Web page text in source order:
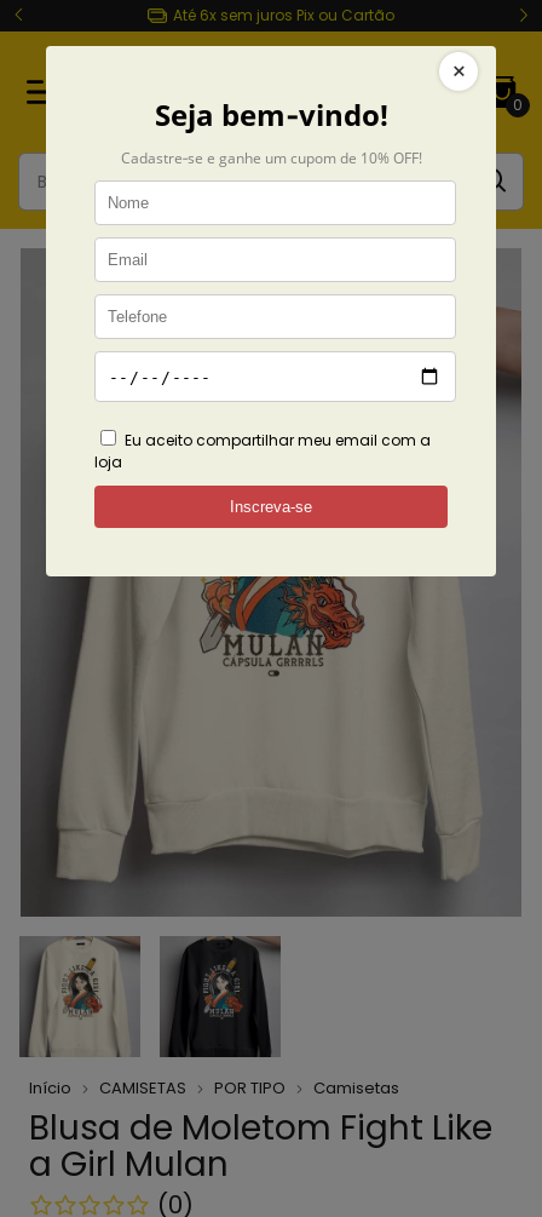
Até 6x sem juros Pix ou Cartão
0
Início CAMISETAS POR TIPO Camisetas
Blusa de Moletom Fight Like
a Girl Mulan
(0)